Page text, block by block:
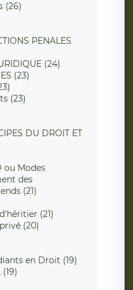
(26)
PENALES
(24)
(23)
(23)
DU DROIT ET
ou Modes
des
(21)
(21)
(20)
en Droit (19)